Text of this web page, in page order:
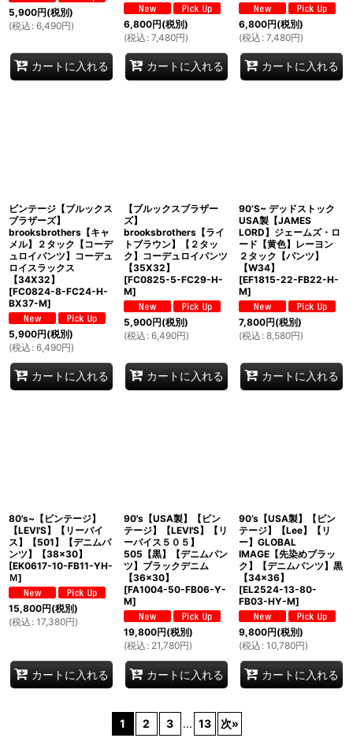
5,900円(税別)
(税込 : 6,490円)
カートに入れる
6,800円(税別)
(税込 : 7,480円)
カートに入れる
6,800円(税別)
(税込 : 7,480円)
カートに入れる
ビンテージ【ブルックス
ブラザーズ】
brooksbrothers【キャ
メル】２タック【コーデ
ュロイパンツ】コーデュ
ロイスラックス
【34X32】
[FC0824-8-FC24-H-
BX37-M]
5,900円(税別)
(税込 : 6,490円)
カートに入れる
【ブルックスブラザー
ズ】
brooksbrothers【ライ
トブラウン】【２タッ
ク】コーデュロイパンツ
【35X32】
[FC0825-5-FC29-H-
M]
5,900円(税別)
(税込 : 6,490円)
カートに入れる
90’S~ デッドストック
USA製【JAMES
LORD】ジェームズ・ロ
ード【黄色】レーヨン
２タック【パンツ】
【W34】
[EF1815-22-FB22-H-
M]
7,800円(税別)
(税込 : 8,580円)
カートに入れる
80's~【ビンテージ】
【LEVI'S】【リーバイ
ス】【501】【デニムパ
ンツ】【38×30】
[EK0617-10-FB11-YH-
Ｍ]
15,800円(税別)
(税込 : 17,380円)
カートに入れる
90's【USA製】【ビン
テージ】【LEVI'S】【リ
ーバイス５０５】
505【黒】【デニムパン
ツ】ブラックデニム
【36×30】
[FA1004-50-FB06-Y-
M]
19,800円(税別)
(税込 : 21,780円)
カートに入れる
90’s【USA製】【ビン
テージ】【Lee】【リ
ー】GLOBAL
IMAGE【先染めブラッ
ク】【デニムパンツ】黒
【34×36】
[EL2524-13-80-
FB03-HY-M]
9,800円(税別)
(税込 : 10,780円)
カートに入れる
1 2 3 ... 13 次»